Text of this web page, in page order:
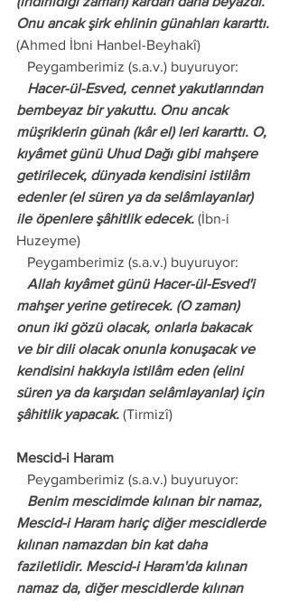
Onu ancak şirk ehlinin günahları kararttı.
(Ahmed İbni Hanbel-Beyhakî)
   Peygamberimiz (s.a.v.) buyuruyor:
bembeyaz bir yakuttu. Onu ancak
müşriklerin günah (kâr el) leri kararttı. O,
kıyâmet günü Uhud Dağı gibi mahşere
getirilecek, dünyada kendisini istilâm
edenler (el süren ya da selâmlayanlar)
ile öpenlere şâhitlik edecek. (İbn-i
Huzeyme)
   Peygamberimiz (s.a.v.) buyuruyor:
mahşer yerine getirecek. (O zaman)
onun iki gözü olacak, onlarla bakacak
ve bir dili olacak onunla konuşacak ve
kendisini hakkıyla istilâm eden (elini
süren ya da karşıdan selâmlayanlar) için
şâhitlik yapacak. (Tirmizî)
Mescid-i Haram
   Peygamberimiz (s.a.v.) buyuruyor:
Mescid-i Haram hariç diğer mescidlerde
kılınan namazdan bin kat daha
faziletlidir. Mescid-i Haram'da kılınan
namaz da, diğer mescidlerde kılınan